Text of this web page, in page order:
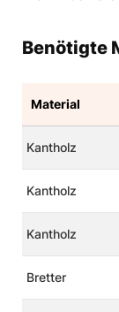
Benötigte
Material
Kantholz
Kantholz
Kantholz
Bretter